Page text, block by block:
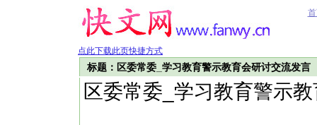
点此下载此页快捷方式
标题：区委常委_学习教育警示教育会研讨交流发言
区委常委_学习教育警示